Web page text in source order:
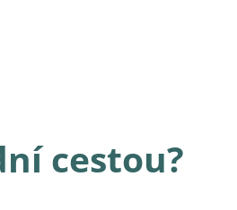
cestou?